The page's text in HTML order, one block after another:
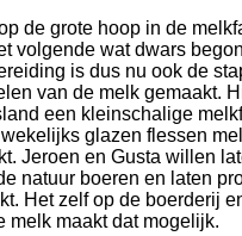
de grote hoop in de
volgende wat dwars
is dus nu ook de
van de melk gemaakt.
een kleinschalige
glazen flessen
Jeroen en Gusta willen
natuur boeren en laten
Het zelf op de boerderij
melk maakt dat mogelijk.